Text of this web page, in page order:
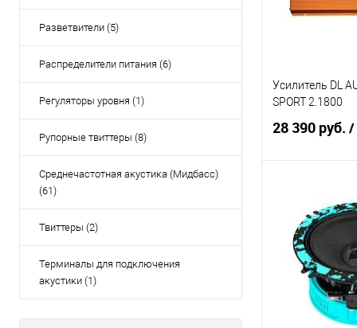
Разветвители (5)
Распределители питания (6)
Регуляторы уровня (1)
Рупорные твиттеры (8)
Среднечастотная акустика (Мидбасс)
(61)
Твиттеры (2)
Терминалы для подключения
акустики (1)
Усилитель DL
SPORT 2.1800
28 390 руб. /
Сравнение